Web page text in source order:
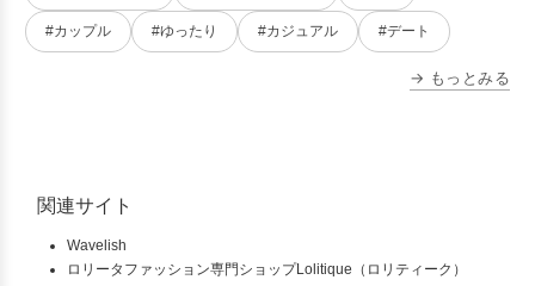
#カップル #ゆったり #カジュアル #デート
→ もっとみる
関連サイト
Wavelish
ロリータファッション専門ショップLolitique（ロリティーク）